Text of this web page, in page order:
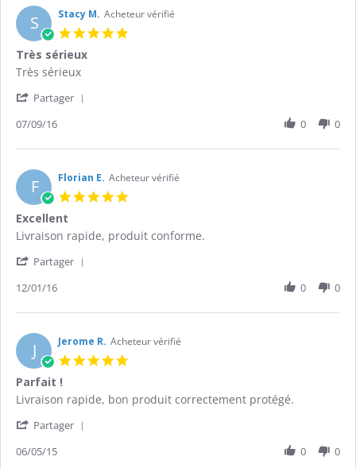
S Stacy M. Acheteur vérifié
Très sérieux
Review
Stacy
on
Sep
2016
review
Très
Très sérieux
Partager
Stacy
on
7
Sep
07/09/16 0 0
F Florian E. Acheteur vérifié
Excellent
Review
Florian
on
Jan
2016
review
Excellent
Livraison rapide, produit conforme.
Partager
Florian
on
12
Jan
12/01/16 0 0
J Jerome R. Acheteur vérifié
Parfait !
Review
Jerome
on
review
Parfait
Livraison rapide, bon produit correctement protégé.
Partager
06/05/15 0 0